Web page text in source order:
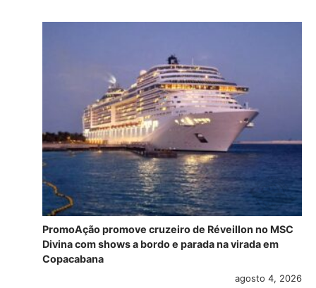
PromoAção promove cruzeiro de Réveillon no MSC
Divina com shows a bordo e parada na virada em
Copacabana
agosto 4, 2026